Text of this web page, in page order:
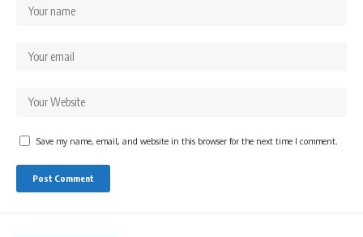
Save my name, email, and website in this browser for the next time I comment.